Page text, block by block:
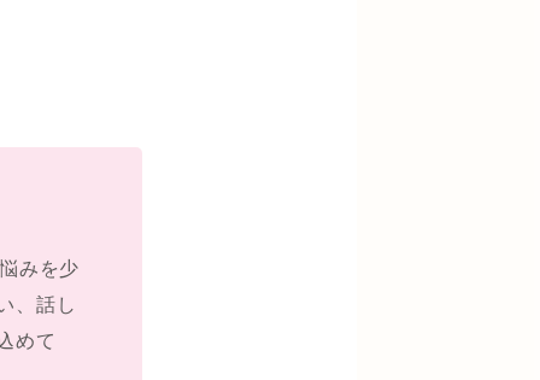
みを少
、話し
めて